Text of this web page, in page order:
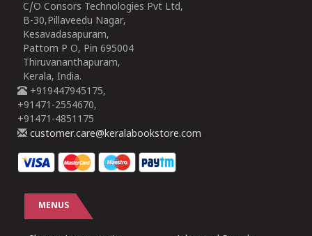
C/O Consors Technologies Pvt Ltd,
B-30,Pillaveedu Nagar,
Kesavadasapuram,
Pattom P O, Pin 695004
Thiruvananthapuram,
Kerala, India.
+919447945175,
+91471-2554670,
+91471-4851175
customer.care@keralabookstore.com
MENUS